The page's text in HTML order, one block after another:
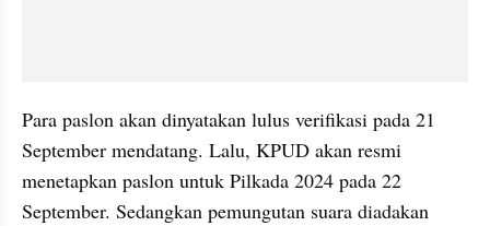
Para paslon akan dinyatakan lulus verifikasi pada 21
September mendatang. Lalu, KPUD akan resmi
menetapkan paslon untuk Pilkada 2024 pada 22
September. Sedangkan pemungutan suara diadakan